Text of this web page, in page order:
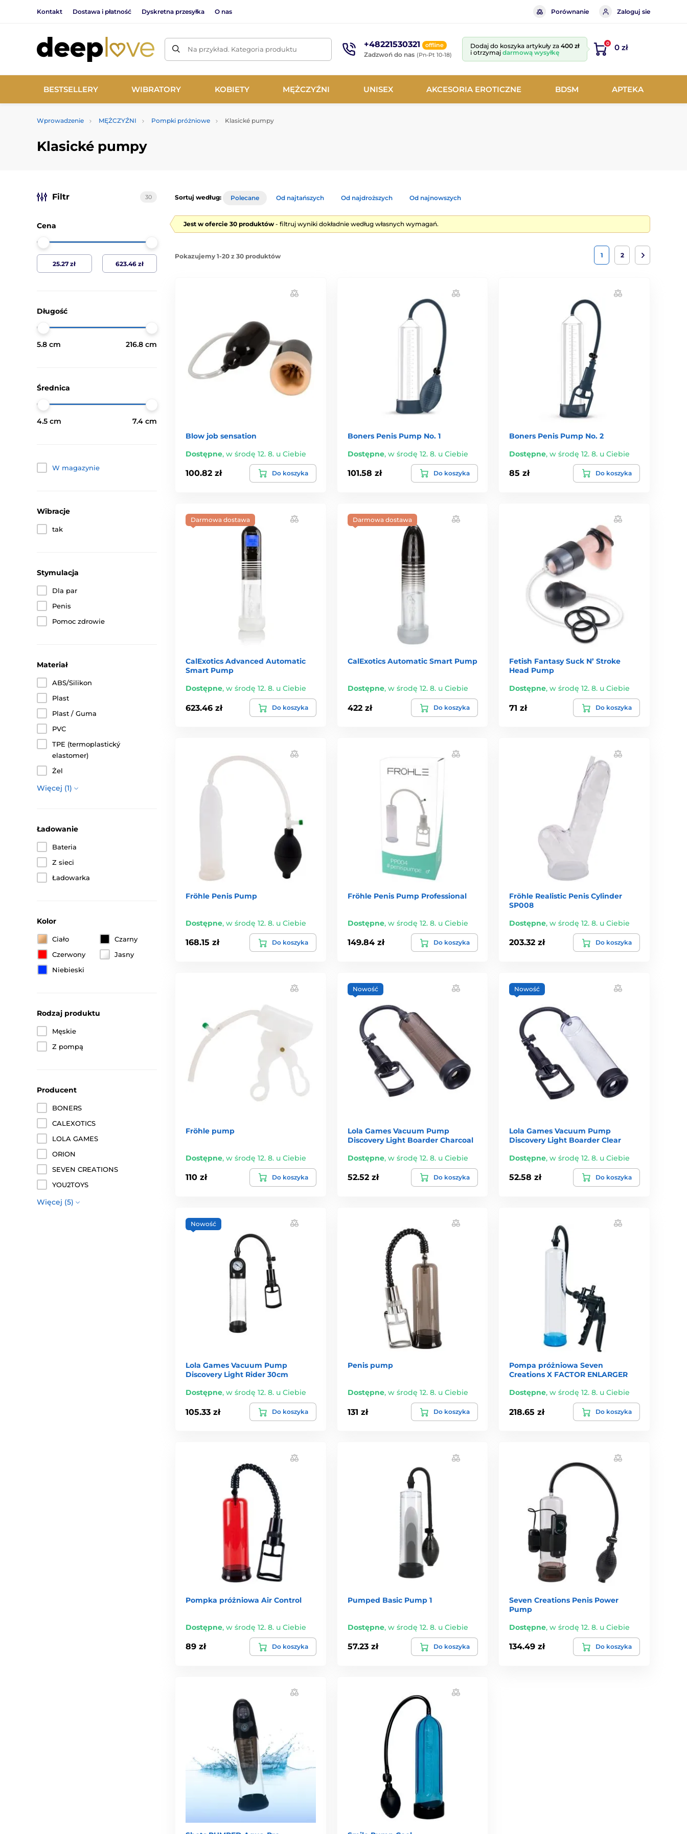
Kontakt Dostawa i płatność Dyskretna przesyłka O nas Porównanie Zaloguj sie
Na przykład. Kategoria produktu +48221530321 offline
Zadzwoń do nas (Pn-Pt 10-18)
Dodaj do koszyka artykuły za 400 zł
i otrzymaj darmową wysyłkę
0 0 zł
BESTSELLERY WIBRATORY KOBIETY MĘŻCZYŹNI UNISEX AKCESORIA EROTICZNE BDSM APTEKA
Wprowadzenie MĘŻCZYŹNI Pompki próżniowe Klasické pumpy
Klasické pumpy
Filtr 30
Cena
Długość
5.8 cm 216.8 cm
Średnica
4.5 cm 7.4 cm
W magazynie
Wibracje
tak
Stymulacja
Dla par
Penis
Pomoc zdrowie
Materiał
ABS/Silikon
Plast
Plast / Guma
PVC
TPE (termoplastický
elastomer)
Żel
Więcej (1)
Ładowanie
Bateria
Z sieci
Ładowarka
Kolor
Ciało
Czarny
Czerwony
Jasny
Niebieski
Rodzaj produktu
Męskie
Z pompą
Producent
BONERS
CALEXOTICS
LOLA GAMES
ORION
SEVEN CREATIONS
YOU2TOYS
Więcej (5)
Sortuj według: Polecane Od najtańszych Od najdroższych Od najnowszych
Jest w ofercie 30 produktów - filtruj wyniki dokładnie według własnych wymagań.
Pokazujemy 1-20 z 30 produktów 1 2
Blow job sensation
Dostępne, w środę 12. 8. u Ciebie
100.82 zł Do koszyka
Boners Penis Pump No. 1
Dostępne, w środę 12. 8. u Ciebie
101.58 zł Do koszyka
Boners Penis Pump No. 2
Dostępne,w środę 12. 8. u Ciebie
85 zł Do koszyka
Darmowa dostawa
CalExotics Advanced Automatic
Smart Pump
Dostępne, w środę 12. 8. u Ciebie
623.46 zł Do koszyka
Darmowa dostawa
CalExotics Automatic Smart Pump
Dostępne, w środę 12. 8. u Ciebie
422 zł Do koszyka
Fetish Fantasy Suck N’ Stroke
Head Pump
Dostępne,w środę 12. 8. u Ciebie
71 zł Do koszyka
Fröhle Penis Pump
Dostępne, w środę 12. 8. u Ciebie
168.15 zł Do koszyka
Fröhle Penis Pump Professional
Dostępne, w środę 12. 8. u Ciebie
149.84 zł Do koszyka
Fröhle Realistic Penis Cylinder
SP008
Dostępne,w środę 12. 8. u Ciebie
203.32 zł Do koszyka
Fröhle pump
Dostępne, w środę 12. 8. u Ciebie
110 zł Do koszyka
Nowość
Lola Games Vacuum Pump
Discovery Light Boarder Charcoal
Dostępne, w środę 12. 8. u Ciebie
52.52 zł Do koszyka
Nowość
Lola Games Vacuum Pump
Discovery Light Boarder Clear
Dostępne,w środę 12. 8. u Ciebie
52.58 zł Do koszyka
Nowość
Lola Games Vacuum Pump
Discovery Light Rider 30cm
Dostępne, w środę 12. 8. u Ciebie
105.33 zł Do koszyka
Penis pump
Dostępne, w środę 12. 8. u Ciebie
131 zł Do koszyka
Pompa próżniowa Seven
Creations X FACTOR ENLARGER
Dostępne,w środę 12. 8. u Ciebie
218.65 zł Do koszyka
Pompka próżniowa Air Control
Dostępne, w środę 12. 8. u Ciebie
89 zł Do koszyka
Pumped Basic Pump 1
Dostępne, w środę 12. 8. u Ciebie
57.23 zł Do koszyka
Seven Creations Penis Power
Pump
Dostępne,w środę 12. 8. u Ciebie
134.49 zł Do koszyka